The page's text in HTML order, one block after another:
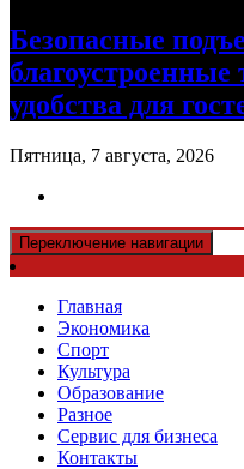
Безопасные
благоустроенные
удобства для
Пятница, 7 августа, 2026
Переключение навигации
Главная
Экономика
Спорт
Культура
Образование
Разное
Сервис для бизнеса
Контакты